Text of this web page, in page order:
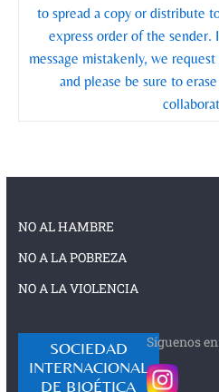
to spread a copy or distribute
express order of the sender.
message mistakenly, we
and please be sure to
NO AL HAMBRE
NO A LA POBREZA
NO A LA VIOLENCIA
SOCIEDAD
INTERNACIONAL
DE BIOÉTICA
Síguenos